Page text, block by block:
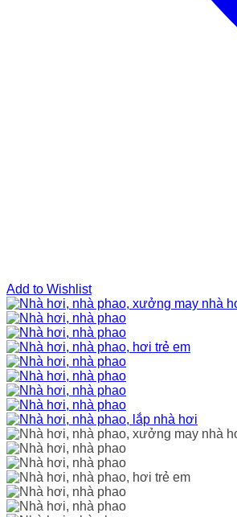
Add to Wishlist